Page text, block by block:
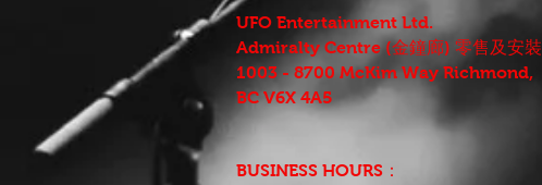
UFO Entertainment Ltd.
Admiralty Centre (金鐘廊) 零售及安裝
1003 - 8700 McKim Way Richmond,
BC V6X 4A5
BUSINESS HOURS：